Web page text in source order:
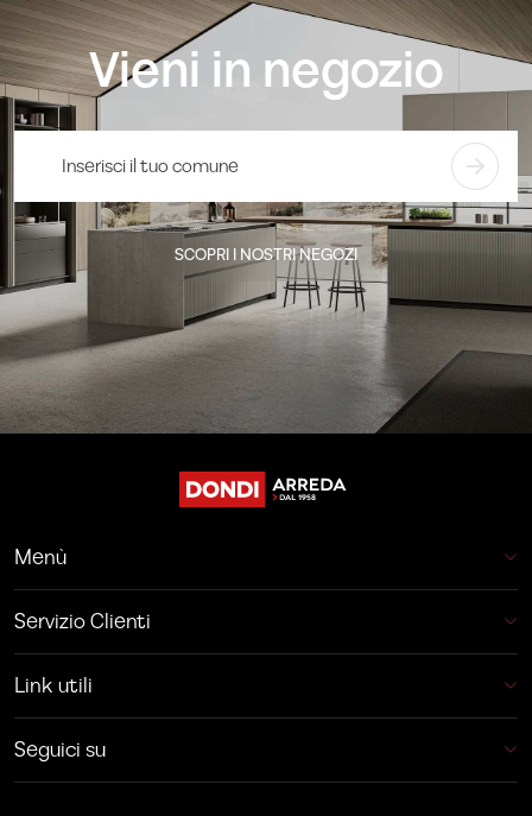
Vieni in negozio
SCOPRI I NOSTRI NEGOZI
Menù
Servizio Clienti
Link utili
Seguici su